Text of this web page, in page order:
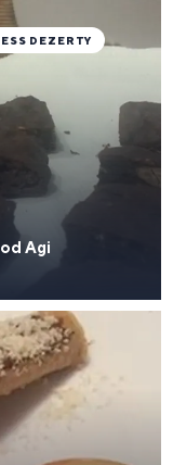
Agi
DEZERTY